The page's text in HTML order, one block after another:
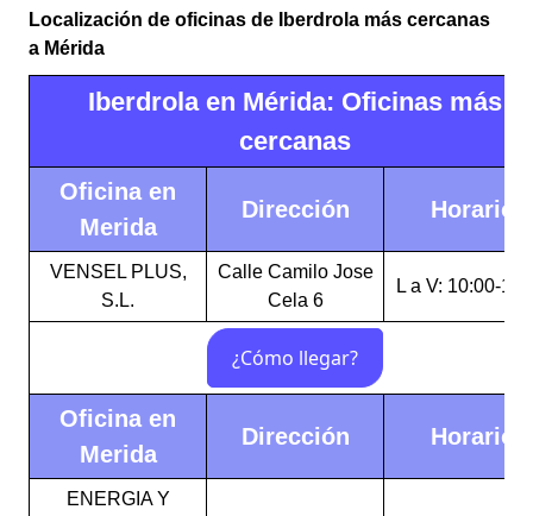
Localización de oficinas de Iberdrola más cercanas
a Mérida
Iberdrola en Mérida: Oficinas más
cercanas
Oficina en
Merida
Dirección Horario
VENSEL PLUS,
S.L.
Calle Camilo Jose
Cela 6
L a V: 10:00-
Oficina en
Merida
Dirección Horario
ENERGIA Y